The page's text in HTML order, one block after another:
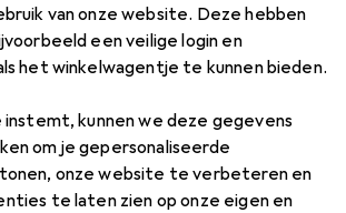
van onze website. Deze hebben
een veilige login en
het winkelwagentje te kunnen bieden.
instemt, kunnen we deze gegevens
om je gepersonaliseerde
onze website te verbeteren en
te laten zien op onze eigen en
3 afbeeldingen
winkelwagen
model)
BTW